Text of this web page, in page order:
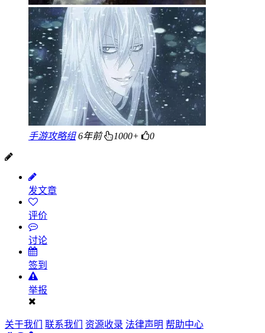
手游攻略组 6年前 1000+ 0
发文章
评价
讨论
签到
举报
关于我们 联系我们 资源收录 法律声明 帮助中心